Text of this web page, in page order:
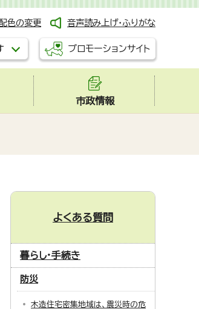
色の変更 音声読み上げ・ふりがな
プロモーションサイト
市政情報
よくある質問
暮らし・手続き
防災
木造住宅密集地域は、震災時の危